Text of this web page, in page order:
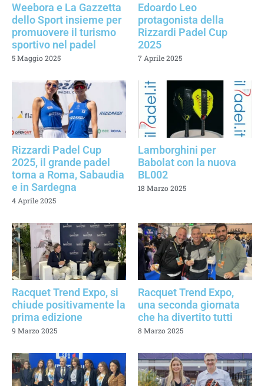
Weebora e La Gazzetta
dello Sport insieme per
promuovere il turismo
sportivo nel padel
5 Maggio 2025
Edoardo Leo
protagonista della
Rizzardi Padel Cup
2025
7 Aprile 2025
Rizzardi Padel Cup
2025, il grande padel
torna a Roma, Sabaudia
e in Sardegna
4 Aprile 2025
Lamborghini per
Babolat con la nuova
BL002
18 Marzo 2025
Racquet Trend Expo, si
chiude positivamente la
prima edizione
9 Marzo 2025
Racquet Trend Expo,
una seconda giornata
che ha divertito tutti
8 Marzo 2025